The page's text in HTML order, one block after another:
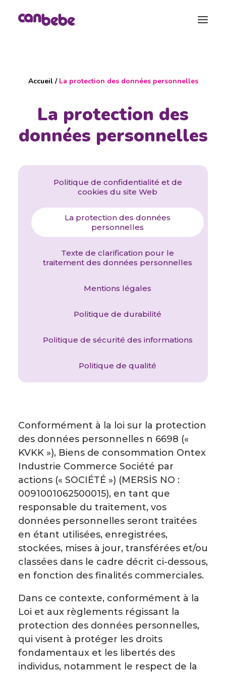
Calendrier de Grossesse
Sac de Maternité
Recherche
Accueil/ La protection des données personnelles
La protection des
données personnelles
Politique de confidentialité et de
cookies du site Web
La protection des données
personnelles
Texte de clarification pour le
traitement des données personnelles
Mentions légales
Politique de durabilité
Politique de sécurité des informations
Politique de qualité
Conformément à la loi sur la protection
des données personnelles n 6698 («
KVKK »), Biens de consommation Ontex
Industrie Commerce Société par
actions (« SOCIÉTÉ ») (MERSİS NO :
0091001062500015), en tant que
responsable du traitement, vos
données personnelles seront traitées
en étant utilisées, enregistrées,
stockées, mises à jour, transférées et/ou
classées dans le cadre décrit ci-dessous,
en fonction des finalités commerciales.
Dans ce contexte, conformément à la
Loi et aux règlements régissant la
protection des données personnelles,
qui visent à protéger les droits
fondamentaux et les libertés des
individus, notamment le respect de la